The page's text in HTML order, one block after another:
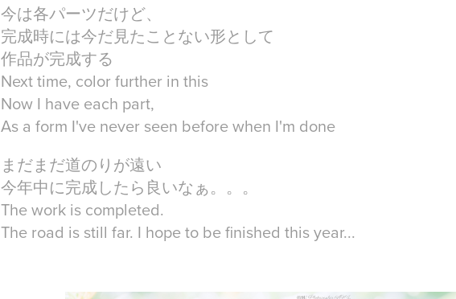
今は各パーツだけど、
完成時には今だ見たことない形として
作品が完成する
Next time, color further in this
Now I have each part,
As a form I've never seen before when I'm done
まだまだ道のりが遠い
今年中に完成したら良いなぁ。。。
The work is completed.
The road is still far. I hope to be finished this year...